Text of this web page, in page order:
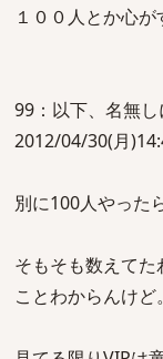
１００人とか心が
99：以下、名無し
2012/04/30(月
別に100人やった
そもそも数えて
ことわからんけど。